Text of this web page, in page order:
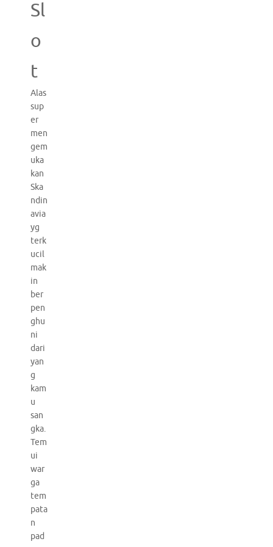
Sl
o
t
Alas
sup
er
men
gem
uka
kan
Ska
ndin
avia
yg
terk
ucil
mak
in
ber
pen
ghu
ni
dari
yan
g
kam
u
san
gka.
Tem
ui
war
ga
tem
pata
n
pad